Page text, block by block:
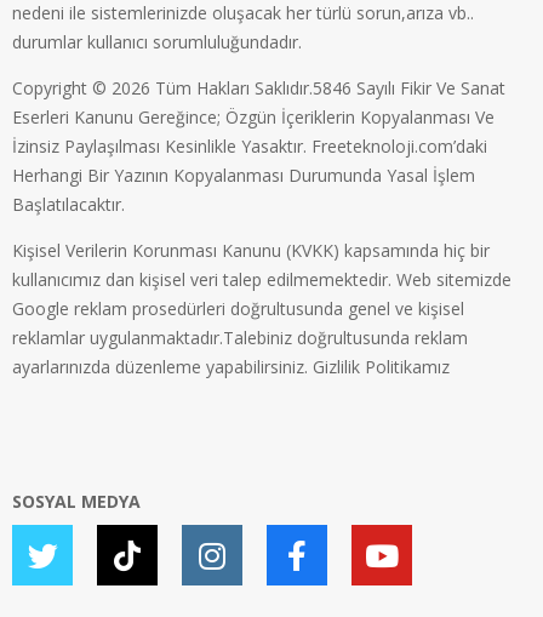
nedeni ile sistemlerinizde oluşacak her türlü sorun,arıza vb..
durumlar kullanıcı sorumluluğundadır.
Copyright © 2026 Tüm Hakları Saklıdır.5846 Sayılı Fikir Ve Sanat
Eserleri Kanunu Gereğince; Özgün İçeriklerin Kopyalanması Ve
İzinsiz Paylaşılması Kesinlikle Yasaktır. Freeteknoloji.com’daki
Herhangi Bir Yazının Kopyalanması Durumunda Yasal İşlem
Başlatılacaktır.
Kişisel Verilerin Korunması Kanunu (KVKK) kapsamında hiç bir
kullanıcımız dan kişisel veri talep edilmemektedir. Web sitemizde
Google reklam prosedürleri doğrultusunda genel ve kişisel
reklamlar uygulanmaktadır.Talebiniz doğrultusunda reklam
ayarlarınızda düzenleme yapabilirsiniz. Gizlilik Politikamız
SOSYAL MEDYA